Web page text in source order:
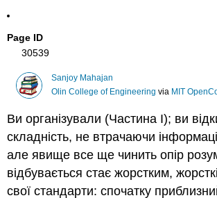
Page ID
30539
Sanjoy Mahajan
Olin College of Engineering via MIT
Ви організували (Частина I); ви
складність, не втрачаючи
але явище все ще чинить опір
відбувається стає жорстким,
свої стандарти: спочатку